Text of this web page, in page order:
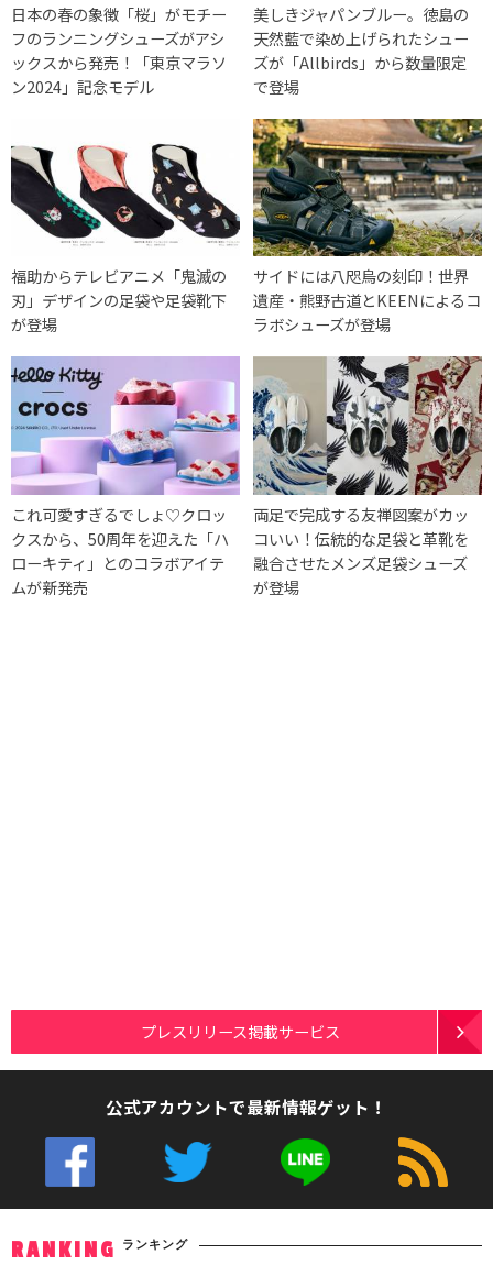
日本の春の象徴「桜」がモチー
フのランニングシューズがアシ
ックスから発売！「東京マラソ
ン2024」記念モデル
美しきジャパンブルー。徳島の
天然藍で染め上げられたシュー
ズが「Allbirds」から数量限定
で登場
福助からテレビアニメ「鬼滅の
刃」デザインの足袋や足袋靴下
が登場
サイドには八咫烏の刻印！世界
遺産・熊野古道とKEENによるコ
ラボシューズが登場
これ可愛すぎるでしょ♡クロッ
クスから、50周年を迎えた「ハ
ローキティ」とのコラボアイテ
ムが新発売
両足で完成する友禅図案がカッ
コいい！伝統的な足袋と革靴を
融合させたメンズ足袋シューズ
が登場
プレスリリース掲載サービス
公式アカウントで最新情報ゲット！
RANKING ランキング